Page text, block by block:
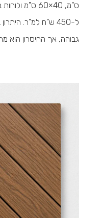
ל-450 ש"ח למ"ר.
גבוהה, אך החיסרון הוא